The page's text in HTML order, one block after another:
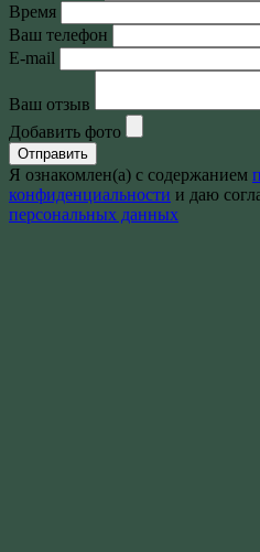
Время
Ваш телефон
E-mail
Ваш отзыв
Добавить фото
Отправить
Я ознакомлен(а) с содержанием
конфиденциальности и даю
персональных данных